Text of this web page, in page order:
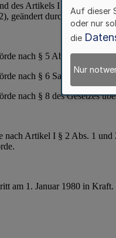
Auf dieser
oder nur
die
Nur